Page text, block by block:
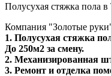
Полусухая стяжка пола в
Компания "Золотые
1. Полусухая стяжка
До 250м2 за смену.
2. Механизированная
3. Ремонт и отделка